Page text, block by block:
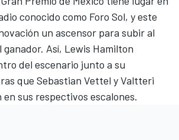
conocido como Foro Sol, y este
un ascensor para subir al
ganador. Así, Lewis Hamilton
del escenario junto a su
que Sebastian Vettel yValtteri
en sus respectivos escalones.